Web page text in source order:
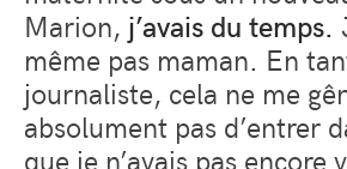
Marion, j’avais du temps.
même pas maman. En
journaliste, cela ne me
absolument pas d’entrer
que je n’avais pas encore